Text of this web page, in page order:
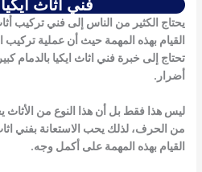
فني اثاث
يحتاج الكثير من الناس إلى فني تركيب
القيام بهذه المهمة حيث أن عملية تركيب
تحتاج إلى خبرةفني اثاث ايكيا بالدمام
أضرار.
ليس هذا فقط بل أن هذا النوع من
من الحرف، لذلك يحب الاستعانةبفني
القيام بهذه المهمة على أكمل وجه.